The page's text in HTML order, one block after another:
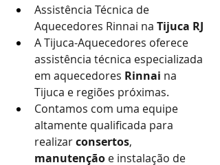
Assistência Técnica de
Aquecedores Rinnai na Tijuca RJ
A Tijuca-Aquecedores oferece
assistência técnica especializada
em aquecedores Rinnai na
Tijuca e regiões próximas.
Contamos com uma equipe
altamente qualificada para
realizar consertos,
manutenção e instalação de